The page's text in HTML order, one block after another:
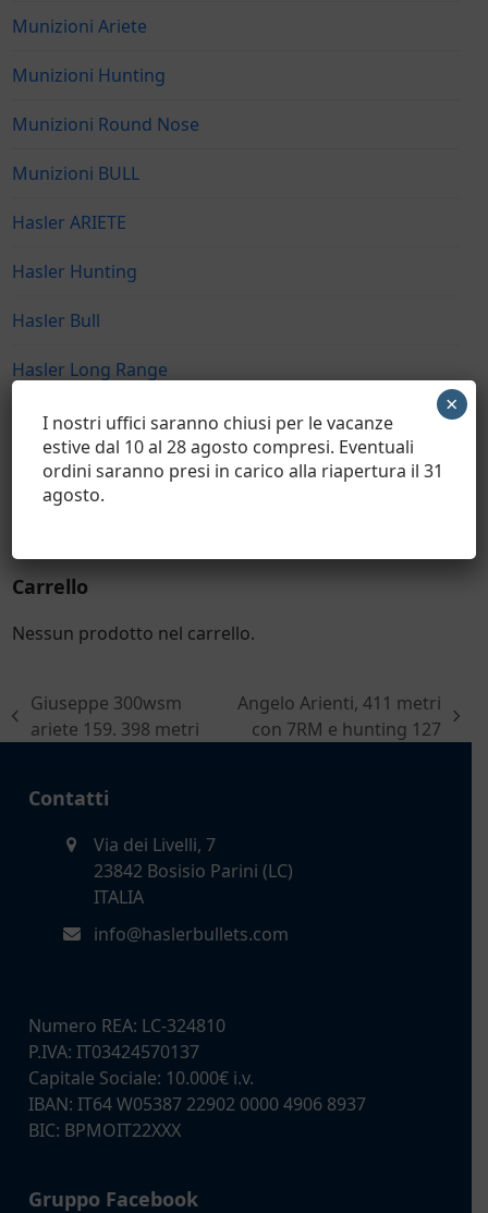
Munizioni Ariete
Munizioni Hunting
Munizioni Round Nose
Munizioni BULL
Hasler ARIETE
Hasler Hunting
Hasler Bull
Hasler Long Range
Hasler Sport
Bossoli UNPREPPED
Carrello
Nessun prodotto nel carrello.
post
Giuseppe 300wsm
ariete 159. 398 metri
articolo
Angelo Arienti, 411 metri
con 7RM e hunting 127
Contatti
Via dei Livelli, 7
23842 Bosisio Parini (LC)
ITALIA
info@haslerbullets.com
Numero REA: LC-324810
P.IVA: IT03424570137
Capitale Sociale: 10.000€ i.v.
IBAN: IT64 W05387 22902 0000 4906 8937
BIC: BPMOIT22XXX
Gruppo Facebook
I nostri uffici saranno chiusi per le vacanze
estive dal 10 al 28 agosto compresi. Eventuali
ordini saranno presi in carico alla riapertura il 31
agosto.
×